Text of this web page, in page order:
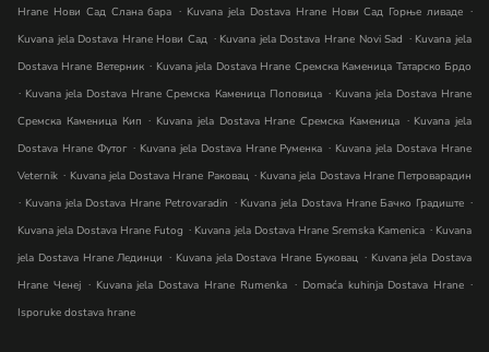
Hrane Нови Сад Слана бара . Kuvana jela Dostava Hrane Нови Сад Горње ливаде .
Kuvana jela Dostava Hrane Нови Сад . Kuvana jela Dostava Hrane Novi Sad . Kuvana jela
Dostava Hrane Ветерник . Kuvana jela Dostava Hrane Сремска Каменица Татарско Брдо
. Kuvana jela Dostava Hrane Сремска Каменица Поповица . Kuvana jela Dostava Hrane
Сремска Каменица Кип . Kuvana jela Dostava Hrane Сремска Каменица . Kuvana jela
Dostava Hrane Футог . Kuvana jela Dostava Hrane Руменка . Kuvana jela Dostava Hrane
Veternik . Kuvana jela Dostava Hrane Раковац . Kuvana jela Dostava Hrane Петроварадин
. Kuvana jela Dostava Hrane Petrovaradin . Kuvana jela Dostava Hrane Бачко Градиште .
Kuvana jela Dostava Hrane Futog . Kuvana jela Dostava Hrane Sremska Kamenica . Kuvana
jela Dostava Hrane Лединци . Kuvana jela Dostava Hrane Буковац . Kuvana jela Dostava
Hrane Ченеј . Kuvana jela Dostava Hrane Rumenka . Domaća kuhinja Dostava Hrane .
Isporuke dostava hrane